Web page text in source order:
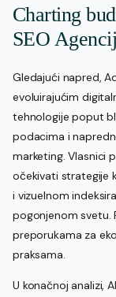
Charting
SEO
Gledajući napred,
evoluirajućim
tehnologije poput
podacima i
marketing. Vlasnici
očekivati strategije
i vizuelnom
pogonjenom svetu.
preporukama za
praksama.
U konačnoj analizi,